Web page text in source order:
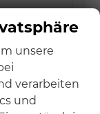
unsere
verarbeiten
und